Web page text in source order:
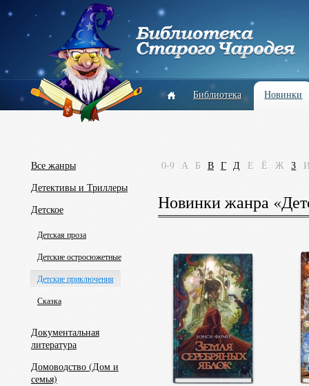
Библиотека Новинки
Все жанры
Детективы и Триллеры
Детское
Детская проза
Детские остросюжетные
Детские приключения
Сказка
Документальная
литература
Домоводство (Дом и
семья)
0-9 А Б В Г Д Е Ё Ж З
Новинки жанра